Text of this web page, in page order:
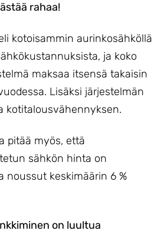
rahaa!
kotoisammin aurinkosähköllä
ja koko
maksaa itsensä takaisin
Lisäksi järjestelmän
kotitalousvähennyksen.
pitää myös, että
sähkön hinta on
noussut keskimäärin 6 %
on luultua